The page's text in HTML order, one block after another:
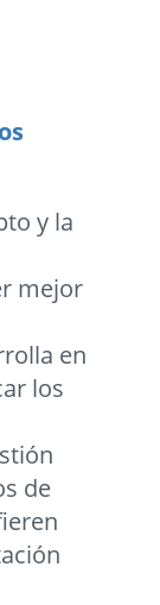
y la
mejor
en
los
de